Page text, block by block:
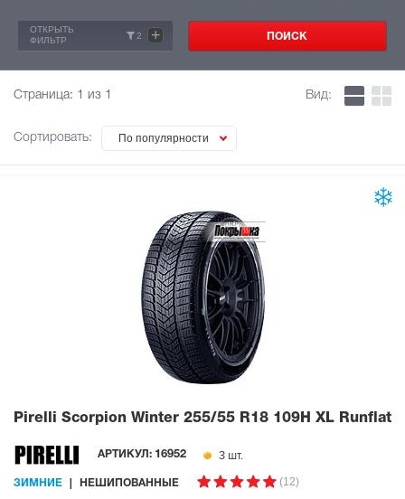
ОТКРЫТЬ
ФИЛЬТР
2 +
Страница: 1 из 1
Сортировать: По популярности
Вид:
Pirelli Scorpion Winter 255/55 R18 109H XL Runflat
АРТИКУЛ: 16952 3 шт.
ЗИМНИЕ НЕШИПОВАННЫЕ (12)